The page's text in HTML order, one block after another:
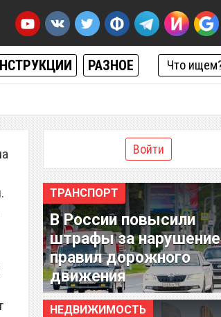
РАЗНОЕ
Войти
ТРАНСПОРТ
В России повысили
штрафы за нарушение
правил дорожного
движения
НЕДВИЖИМОСТЬ